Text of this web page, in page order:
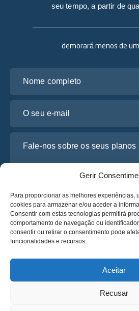
Gerir
Para proporcionar as melhores experiências,
cookies para armazenar e/ou aceder a
Consentir com estas tecnologias permitirá
comportamento de navegação ou
consentir ou retirar o consentimento pode
funcionalidades e recursos.
Aceitar
Recusar
demorará menos de
Li e concordo com a
Obtenha um
Obtenha um
seu tempo, a partir de